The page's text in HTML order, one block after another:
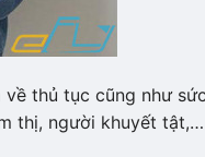
thủ tục cũng như sức
thị, người khuyết